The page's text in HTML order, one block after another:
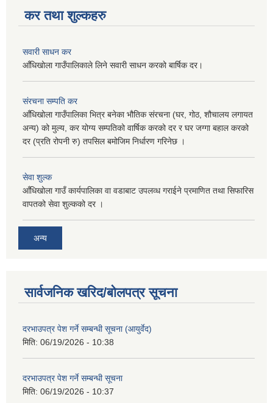
कर तथा शुल्कहरु
सवारी साधन कर
आँधिखोला गाउँपालिकाले लिने सवारी साधन करको बार्षिक दर।
संरचना सम्पति कर
आँधिखोला गाउँपालिका भित्र बनेका भौतिक संरचना (घर, गोठ, शौचालय लगायत
अन्य) को मुल्य, कर योग्य सम्पतिको वार्षिक करको दर र घर जग्गा बहाल करको
दर (प्रति रोपनी रु) तपसिल बमोजिम निर्धारण गरिनेछ ।
सेवा शुल्क
आँधिखोला गाउँ कार्यपालिका वा वडाबाट उपलव्ध गराईने प्रमाणित तथा सिफारिस
वापतको सेवा शुल्कको दर ।
अन्य
सार्वजनिक खरिद/बोलपत्र सूचना
दरभाउपत्र पेश गर्ने सम्बन्धी सूचना (आयुर्वेद)
मिति: 06/19/2026 - 10:38
दरभाउपत्र पेश गर्ने सम्बन्धी सूचना
मिति: 06/19/2026 - 10:37